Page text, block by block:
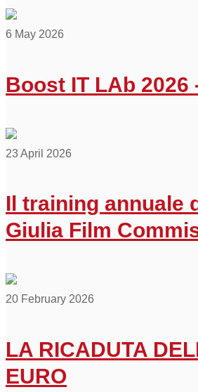
6 May 2026
Boost IT LAb
23 April 2026
Il training annuale
Giulia Film
20 February 2026
LA RICADUTA
EURO